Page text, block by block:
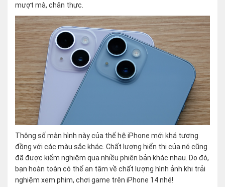
mượt mà, chân thực.
Thông số màn hình này của thế hệ iPhone mới khá tương
đồng với các màu sắc khác. Chất lượng hiển thị của nó cũng
đã được kiểm nghiệm qua nhiều phiên bản khác nhau. Do đó,
bạn hoàn toàn có thể an tâm về chất lượng hình ảnh khi trải
nghiệm xem phim, chơi game trên iPhone 14 nhé!